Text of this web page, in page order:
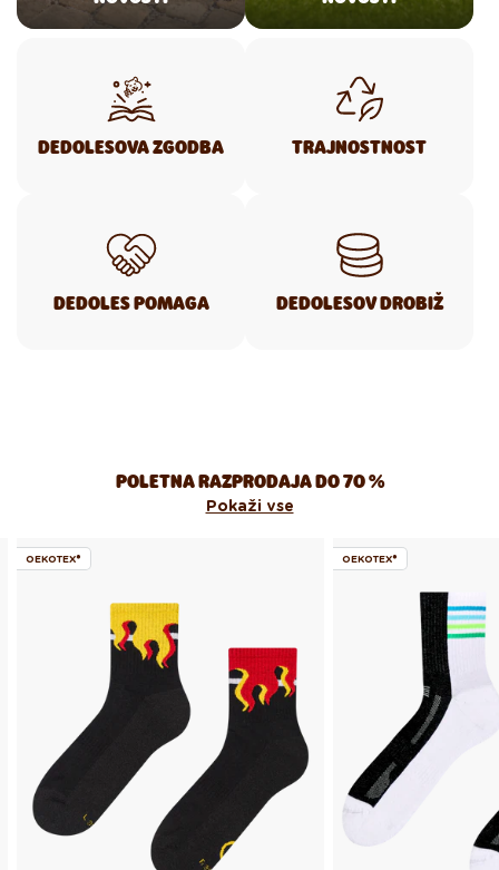
DEDOLESOVA ZGODBA TRAJNOSTNOST
DEDOLES POMAGA DEDOLESOV DROBIŽ
POLETNA RAZPRODAJA DO 70 %
Pokaži vse
OEKOTEX® OEKOTEX®